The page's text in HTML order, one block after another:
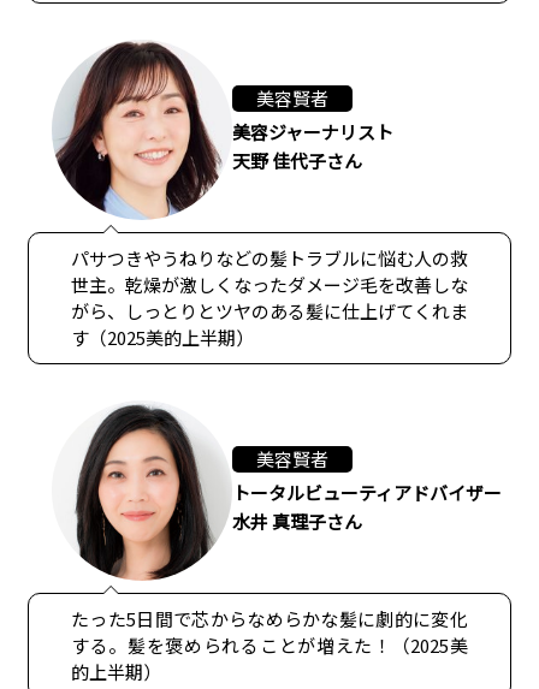
美容賢者
美容ジャーナリスト
天野 佳代子さん
パサつきやうねりなどの髪トラブルに悩む人の救
世主。乾燥が激しくなったダメージ毛を改善しな
がら、しっとりとツヤのある髪に仕上げてくれま
す（2025美的上半期）
美容賢者
トータルビューティアドバイザー
水井 真理子さん
たった5日間で芯からなめらかな髪に劇的に変化
する。髪を褒められることが増えた！（2025美
的上半期）